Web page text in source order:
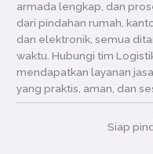
armada lengkap, dan
dari pindahan rumah,
dan elektronik, semua
waktu. Hubungi tim
mendapatkan layanan
yang praktis, aman, dan
Siap